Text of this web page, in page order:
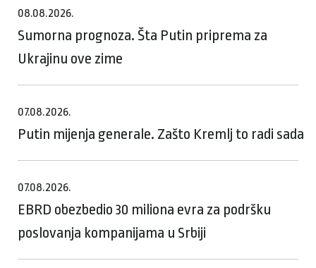
08.08.2026.
Sumorna prognoza. Šta Putin priprema za
Ukrajinu ove zime
07.08.2026.
Putin mijenja generale. Zašto Kremlj to radi sada
07.08.2026.
EBRD obezbedio 30 miliona evra za podršku
poslovanja kompanijama u Srbiji